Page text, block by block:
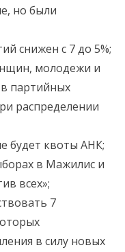
но были
снижен с 7 до 5%;
молодежи и
партийных
распределении
будет квоты АНК;
в Мажилис и
всех»;
7
в силу новых